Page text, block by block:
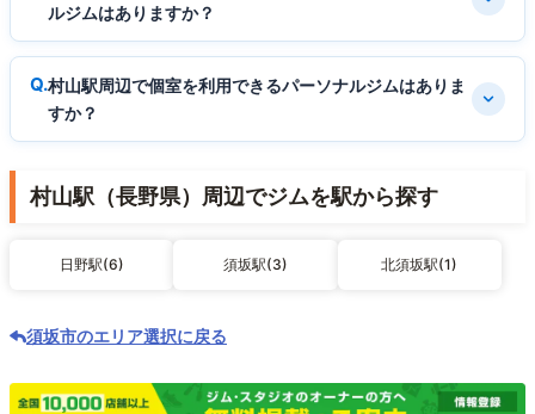
ルジムはありますか？
村山駅周辺で個室を利用できるパーソナルジムはありま
すか？
村山駅（長野県）周辺でジムを駅から探す
日野駅(6) 須坂駅(3) 北須坂駅(1)
須坂市のエリア選択に戻る